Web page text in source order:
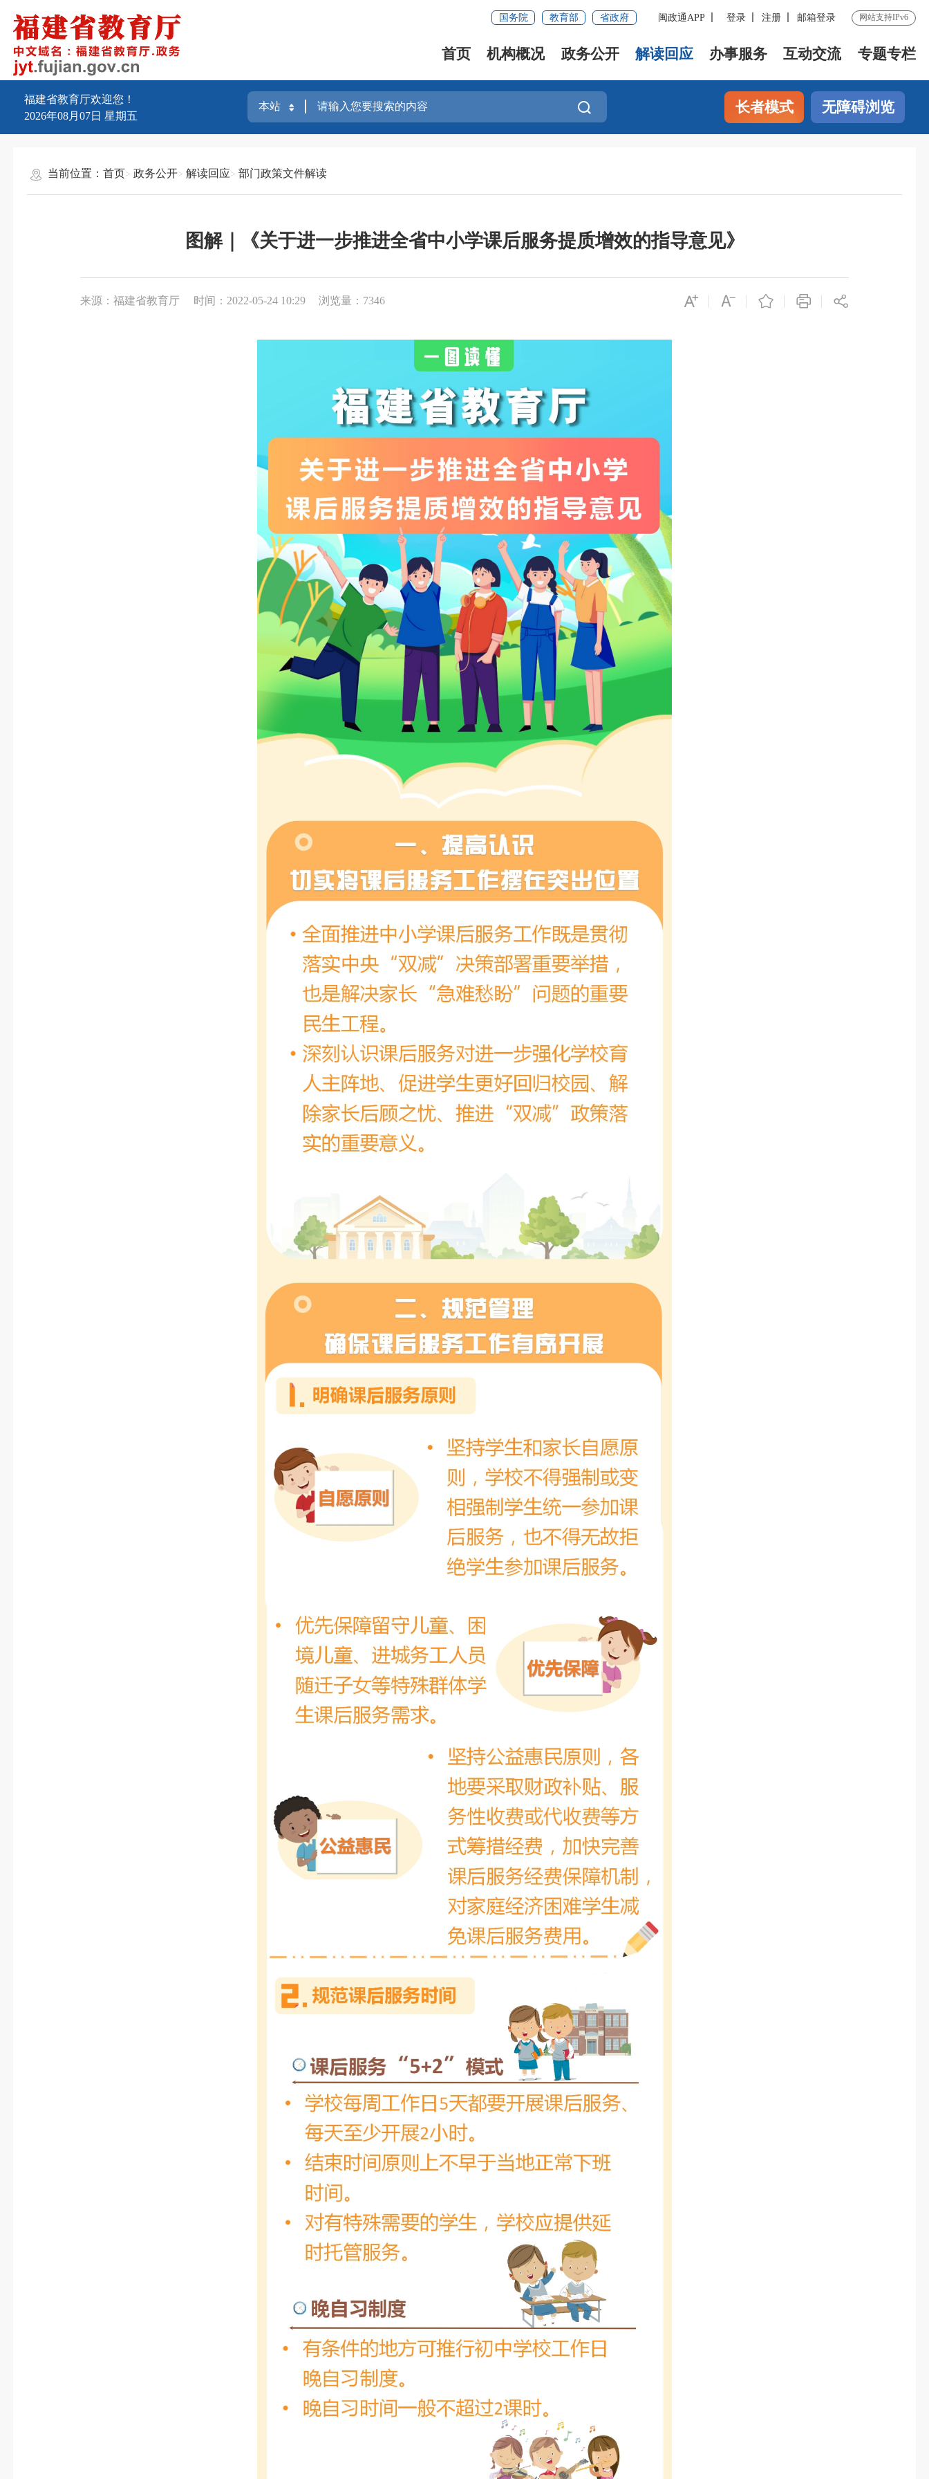
国务院 教育部 省政府 闽政通APP 登录 注册 邮箱登录 网站支持IPv6
首页 机构概况 政务公开 解读回应 办事服务 互动交流 专题专栏
福建省教育厅欢迎您！
2026年08月07日 星期五
长者模式 无障碍浏览
当前位置：首页 政务公开 解读回应 部门政策文件解读
图解｜《关于进一步推进全省中小学课后服务提质增效的指导意见》
来源：福建省教育厅 时间：2022-05-24 10:29 浏览量：7346